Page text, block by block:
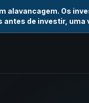
alavancagem. Os
antes de investir,